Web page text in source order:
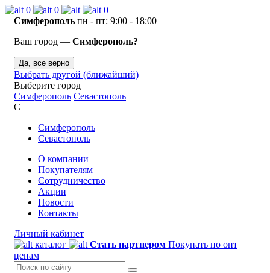
0 0
0
Симферополь пн - пт: 9:00 - 18:00
Ваш город — Симферополь?
Да, все верно
Выбрать другой (ближайший)
Выберите город
Симферополь Севастополь
С
Симферополь
Севастополь
О компании
Покупателям
Сотрудничество
Акции
Новости
Контакты
Личный кабинет
каталог
Стать партнером Покупать по опт
ценам